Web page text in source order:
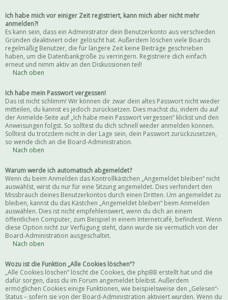
Ich habe mich vor einiger Zeit registriert, kann mich aber nicht mehr
anmelden?!
Es kann sein, dass ein Administrator dein Benutzerkonto aus verschieden
Gründen deaktiviert oder gelöscht hat. Außerdem löschen viele Boards
regelmäßig Benutzer, die für längere Zeit keine Beiträge geschrieben
haben, um die Datenbankgröße zu verringern. Registriere dich einfach
erneut und nimm aktiv an den Diskussionen teil!
Nach oben
Ich habe mein Passwort vergessen!
Das ist nicht schlimm! Wir können dir zwar dein altes Passwort nicht wieder
mitteilen, du kannst es jedoch zurücksetzen. Dies machst du, indem du auf
der Anmelde-Seite auf „Ich habe mein Passwort vergessen“ klickst und den
Anweisungen folgst. So solltest du dich schnell wieder anmelden können.
Solltest du trotzdem nicht in der Lage sein, dein Passwort zurückzusetzen,
so wende dich an die Board-Administration.
Nach oben
Warum werde ich automatisch abgemeldet?
Wenn du beim Anmelden das Kontrollkästchen „Angemeldet bleiben“ nicht
auswählst, wirst du nur für eine Sitzung angemeldet. Dies verhindert den
Missbrauch deines Benutzerkontos durch einen Dritten. Um angemeldet zu
bleiben, kannst du das Kästchen „Angemeldet bleiben“ beim Anmelden
auswählen. Dies ist nicht empfehlenswert, wenn du dich an einem
öffentlichen Computer, zum Beispiel in einem Internetcafé, befindest. Wenn
diese Option nicht zur Verfügung steht, dann wurde sie vermutlich von der
Board-Administration ausgeschaltet.
Nach oben
Wozu ist die Funktion „Alle Cookies löschen“?
„Alle Cookies löschen“ löscht die Cookies, die phpBB erstellt hat und die
dafür sorgen, dass du im Forum angemeldet bleibst. Außerdem
ermöglichen Cookies einige Funktionen, wie beispielsweise den „Gelesen“-
Status – sofern sie von der Board-Administration aktiviert wurden. Wenn du